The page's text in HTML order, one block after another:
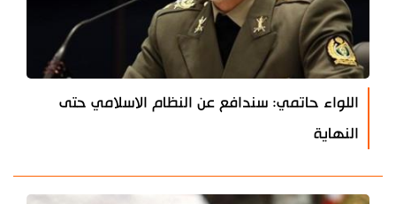
اللواء حاتمي: سندافع عن النظام الاسلامي حتى
النهاية